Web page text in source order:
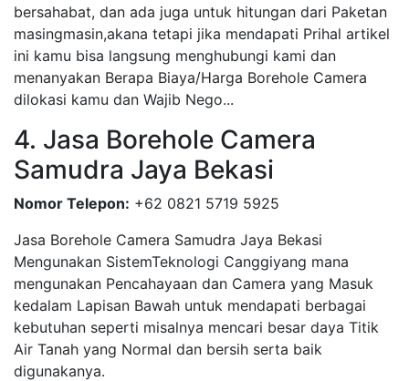
bersahabat, dan ada juga untuk hitungan dari Paketan
masingmasin,akana tetapi jika mendapati Prihal artikel
ini kamu bisa langsung menghubungi kami dan
menanyakan Berapa Biaya/Harga Borehole Camera
dilokasi kamu dan Wajib Nego...
4. Jasa Borehole Camera
Samudra Jaya Bekasi
Nomor Telepon: +62 0821 5719 5925
Jasa Borehole Camera Samudra Jaya Bekasi
Mengunakan SistemTeknologi Canggiyang mana
mengunakan Pencahayaan dan Camera yang Masuk
kedalam Lapisan Bawah untuk mendapati berbagai
kebutuhan seperti misalnya mencari besar daya Titik
Air Tanah yang Normal dan bersih serta baik
digunakanya.